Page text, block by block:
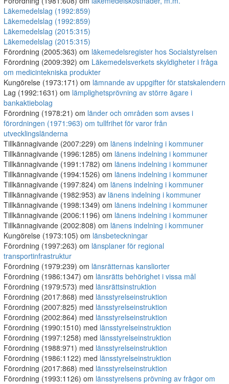
Läkemedelslag (1992:859)
Läkemedelslag (1992:859)
Läkemedelslag (2015:315)
Läkemedelslag (2015:315)
Förordning (2005:363) om läkemedelsregister hos Socialstyrelsen
Förordning (2009:392) om Läkemedelsverkets skyldigheter i fråga
om medicintekniska produkter
Kungörelse (1973:171) om lämnande av uppgifter för statskalendern
Lag (1992:1631) om lämplighetsprövning av större ägare i
bankaktiebolag
Förordning (1978:21) om länder och områden som avses i
förordningen (1971:963) om tullfrihet för varor från
utvecklingsländerna
Tillkännagivande (2007:229) om länens indelning i kommuner
Tillkännagivande (1996:1285) om länens indelning i kommuner
Tillkännagivande (1991:1782) om länens indelning i kommuner
Tillkännagivande (1994:1526) om länens indelning i kommuner
Tillkännagivande (1997:824) om länens indelning i kommuner
Tillkännagivande (1982:953) av länens indelning i kommuner
Tillkännagivande (1998:1349) om länens indelning i kommuner
Tillkännagivande (2006:1196) om länens indelning i kommuner
Tillkännagivande (2002:808) om länens indelning i kommuner
Kungörelse (1973:105) om länsbeteckningar
Förordning (1997:263) om länsplaner för regional
transportinfrastruktur
Förordning (1979:239) om länsrätternas kansliorter
Förordning (1986:1347) om länsrätts behörighet i vissa mål
Förordning (1979:573) med länsrättsinstruktion
Förordning (2017:868) med länsstyrelseinstruktion
Förordning (2007:825) med länsstyrelseinstruktion
Förordning (2002:864) med länsstyrelseinstruktion
Förordning (1990:1510) med länsstyrelseinstruktion
Förordning (1997:1258) med länsstyrelseinstruktion
Förordning (1988:971) med länsstyrelseinstruktion
Förordning (1986:1122) med länsstyrelseinstruktion
Förordning (2017:868) med länsstyrelseinstruktion
Förordning (1993:1126) om länsstyrelsens prövning av frågor om